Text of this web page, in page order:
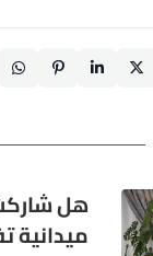
هل
ميدانية